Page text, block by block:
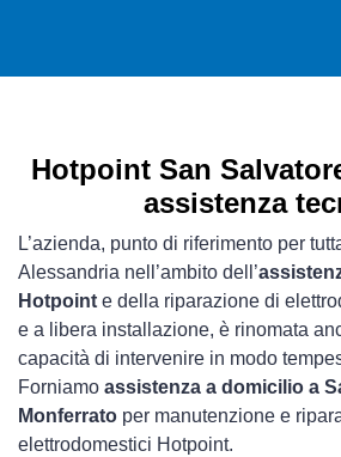
Hotpoint San
assistenza
L’azienda, punto di riferimento per
Alessandria nell’ambito dell’
Hotpoint e della riparazione di
e a libera installazione, è rinomata
capacità di intervenire in modo
Forniamo assistenza a domicilio a
Monferrato per manutenzione e
elettrodomestici Hotpoint.